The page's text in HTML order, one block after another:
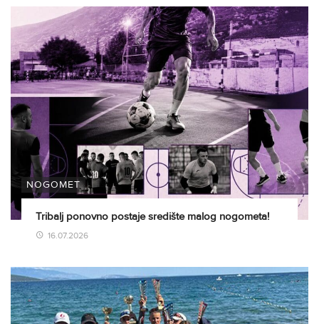
NOGOMET
Tribalj ponovno postaje središte malog nogometa!
16.07.2026